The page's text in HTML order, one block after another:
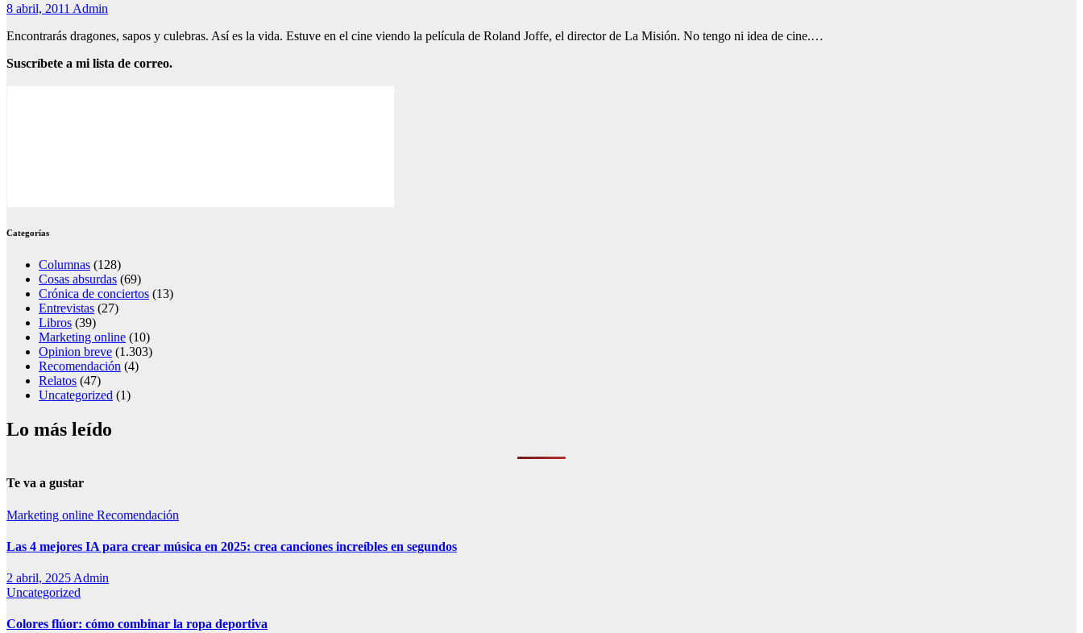
8 abril, 2011 Admin
Encontrarás dragones, sapos y culebras. Así es la vida. Estuve en el cine viendo la película de Roland Joffe, el director de La Misión. No tengo ni idea de cine.…
Suscríbete a mi lista de correo.
Categorías
Columnas (128)
Cosas absurdas (69)
Crónica de conciertos (13)
Entrevistas (27)
Libros (39)
Marketing online (10)
Opinion breve (1.303)
Recomendación (4)
Relatos (47)
Uncategorized (1)
Lo más leído
Te va a gustar
Marketing online Recomendación
Las 4 mejores IA para crear música en 2025: crea canciones increíbles en segundos
2 abril, 2025 Admin
Uncategorized
Colores flúor: cómo combinar la ropa deportiva